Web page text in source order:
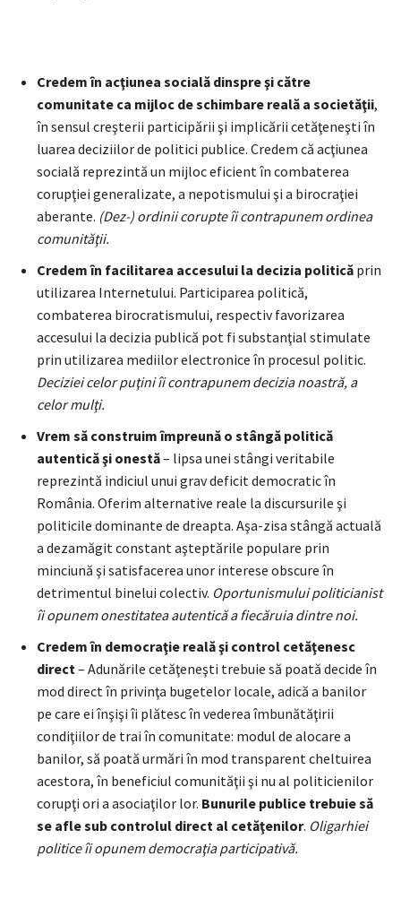
Credem în acţiunea socială dinspre şi către
comunitate ca mijloc de schimbare reală a societăţii,
în sensul creşterii participării şi implicării cetăţeneşti în
luarea deciziilor de politici publice. Credem că acţiunea
socială reprezintă un mijloc eficient în combaterea
corupţiei generalizate, a nepotismului şi a birocraţiei
aberante. (Dez-) ordinii corupte îi contrapunem ordinea
comunităţii.
Credem în facilitarea accesului la decizia politică prin
utilizarea Internetului. Participarea politică,
combaterea birocratismului, respectiv favorizarea
accesului la decizia publică pot fi substanţial stimulate
prin utilizarea mediilor electronice în procesul politic.
Deciziei celor puţini îi contrapunem decizia noastră, a
celor mulţi.
Vrem să construimîmpreună o stângă politică
autentică şi onestă– lipsa unei stângi veritabile
reprezintă indiciul unui grav deficit democratic în
România. Oferim alternative reale la discursurile şi
politicile dominante de dreapta. Aşa-zisa stângă actuală
a dezamăgit constant aşteptările populare prin
minciună şi satisfacerea unor interese obscure în
detrimentul binelui colectiv. Oportunismuluipoliticianist
îi opunem onestitatea autentică a fiecăruia dintre noi.
Credem în democraţie reală şi control cetăţenesc
direct – Adunările cetăţeneşti trebuie să poată decide în
mod direct în privinţa bugetelor locale, adică a banilor
pe care ei înşişi îi plătesc în vederea îmbunătăţirii
condiţiilor de trai în comunitate: modul de alocare a
banilor, să poată urmări în mod transparent cheltuirea
acestora, în beneficiul comunităţii şi nu al politicienilor
corupţi ori a asociaţilor lor. Bunurile publice trebuie să
se afle sub controlul direct al cetăţenilor. Oligarhiei
politice îi opunem democraţia participativă.